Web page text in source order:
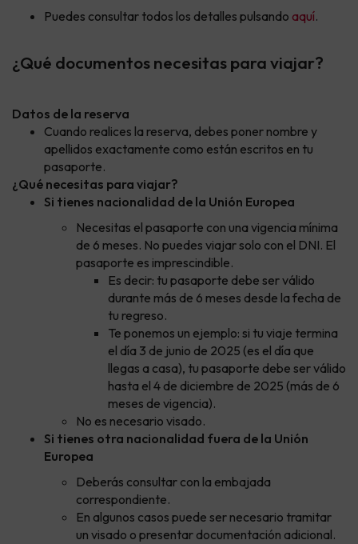
Puedes consultar todos los detalles pulsando aquí.
¿Qué documentos necesitas para viajar?
Datos de la reserva
Cuando realices la reserva, debes poner nombre y
apellidos exactamente como están escritos en tu
pasaporte.
¿Qué necesitas para viajar?
Si tienes nacionalidad de la Unión Europea
Necesitas el pasaporte con una vigencia mínima
de 6 meses. No puedes viajar solo con el DNI. El
pasaporte es imprescindible.
Es decir: tu pasaporte debe ser válido
durante más de 6 meses desde la fecha de
tu regreso.
Te ponemos un ejemplo: si tu viaje termina
el día 3 de junio de 2025 (es el día que
llegas a casa), tu pasaporte debe ser válido
hasta el 4 de diciembre de 2025 (más de 6
meses de vigencia).
No es necesario visado.
Si tienes otra nacionalidad fuera de la Unión
Europea
Deberás consultar con la embajada
correspondiente.
En algunos casos puede ser necesario tramitar
un visado o presentar documentación adicional.